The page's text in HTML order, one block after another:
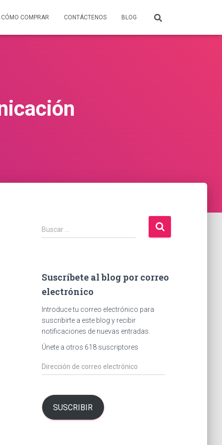
CÓMO COMPRAR CONTÁCTENOS BLOG
B
u
r
:
Buscar …
Suscríbete al blog por correo
electrónico
Introduce tu correo electrónico para
suscribirte a este blog y recibir
notificaciones de nuevas entradas.
Únete a otros 618 suscriptores
D
i
c
c
SUSCRIBIR